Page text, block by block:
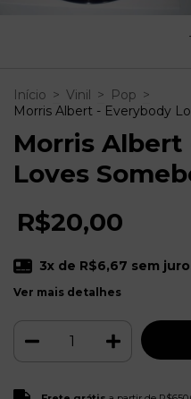
Início > Vinil > Pop >
Morris Albert - Everybody
Morris Albert
Loves
R$20,00
3x de R$6,67 sem
Ver mais detalhes